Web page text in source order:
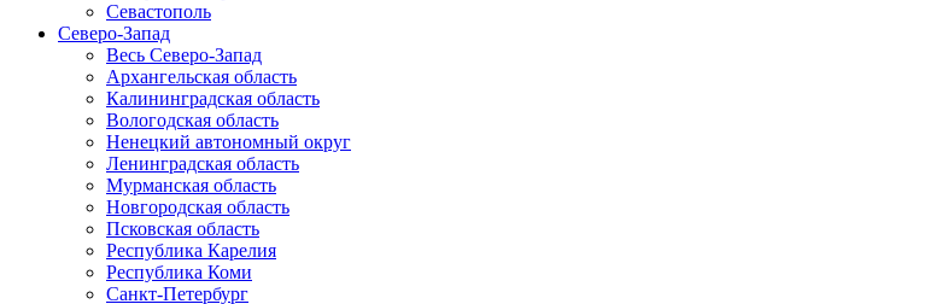
Севастополь
Северо-Запад
Весь Северо-Запад
Архангельская область
Калининградская область
Вологодская область
Ненецкий автономный округ
Ленинградская область
Мурманская область
Новгородская область
Псковская область
Республика Карелия
Республика Коми
Санкт-Петербург